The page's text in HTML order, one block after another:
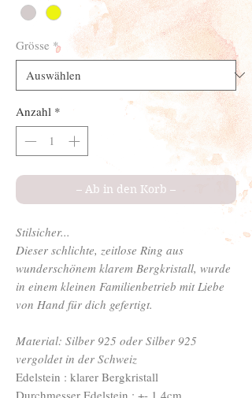
Grösse *
Anzahl *
– Ab in den Korb –
Stilsicher...
Dieser schlichte, zeitlose Ring aus
wunderschönem klarem Bergkristall, wurde
in einem kleinen Familienbetrieb mit Liebe
von Hand für dich gefertigt.
Material: Silber 925 oder Silber 925
vergoldet in der Schweiz
Edelstein : klarer Bergkristall